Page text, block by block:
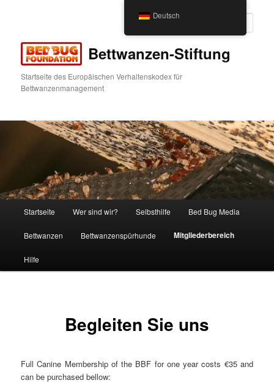
Bettwanzen-Stiftung
Startseite des Europäischen Verhaltenskodex für
Bettwanzenmanagement
Startseite Wer sind wir? Selbsthilfe Bed Bug Media
Bettwanzen Bettwanzenspürhunde Mitgliederbereich
Hilfe
Begleiten Sie uns
Full Canine Membership of the BBF for one year costs €35 and
can be purchased bellow:
Deutsch